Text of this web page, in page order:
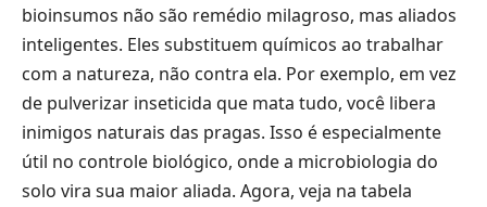
bioinsumos não são remédio milagroso, mas aliados
inteligentes. Eles substituem químicos ao trabalhar
com a natureza, não contra ela. Por exemplo, em vez
de pulverizar inseticida que mata tudo, você libera
inimigos naturais das pragas. Isso é especialmente
útil no controle biológico, onde a microbiologia do
solo vira sua maior aliada. Agora, veja na tabela